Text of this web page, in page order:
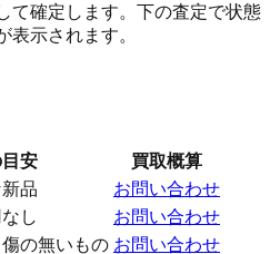
て確定します。下の査定で状態
表示されます。
安
買取概算
品
お問い合わせ
し
お問い合わせ
の無いもの お問い合わせ